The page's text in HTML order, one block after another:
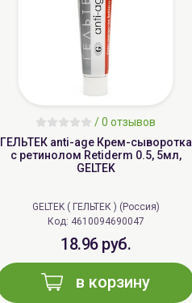
крем-
/0 отзывов
ГЕЛЬТЕК anti-age Крем-сыворотка
с ретинолом Retiderm 0.5, 5мл,
GELTEK
GELTEK ( ГЕЛЬТЕК ) (Россия)
Код: 4610094690047
18.96 руб.
в корзину